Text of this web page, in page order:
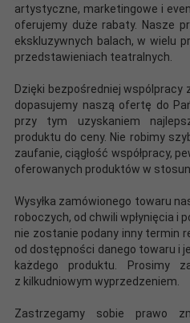
artystyczne, marketingowe i
oferujemy duże rabaty. Nasze
ekskluzywnych balach, w wielu
przedstawieniach teatralnych.
Dzięki bezpośredniej
dopasujemy naszą ofertę do
przy tym uzyskaniem
produktu do ceny. Nie robimy
zaufanie, ciągłość współpracy,
oferowanych produktów w
Wysyłka zamówionego towaru
roboczych, od chwili wpłynięcia i
nie zostanie podany inny termin
od dostępności danego towaru i
każdego produktu. Prosimy
z kilkudniowym wyprzedzeniem.
Zastrzegamy sobie prawo